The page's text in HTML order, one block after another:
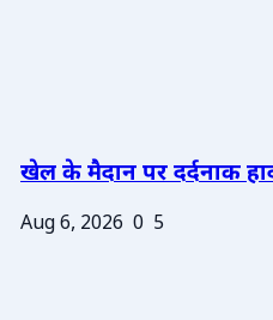
खेल के मैदान पर दर्दनाक
Aug 6, 2026 0 5